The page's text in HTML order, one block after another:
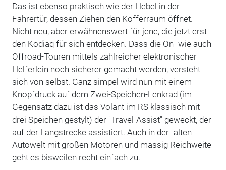
Das ist ebenso praktisch wie der Hebel in der
Fahrertür, dessen Ziehen den Kofferraum öffnet.
Nicht neu, aber erwähnenswert für jene, die jetzt erst
den Kodiaq für sich entdecken. Dass die On- wie auch
Offroad-Touren mittels zahlreicher elektronischer
Helferlein noch sicherer gemacht werden, versteht
sich von selbst. Ganz simpel wird nun mit einem
Knopfdruck auf dem Zwei-Speichen-Lenkrad (im
Gegensatz dazu ist das Volant im RS klassisch mit
drei Speichen gestylt) der "Travel-Assist" geweckt, der
auf der Langstrecke assistiert. Auch in der "alten"
Autowelt mit großen Motoren und massig Reichweite
geht es bisweilen recht einfach zu.